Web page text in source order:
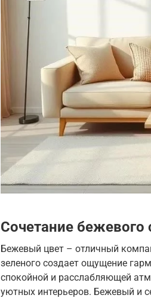
Сочетание бежевого
Бежевый цвет – отличный
зеленого создает ощущение
спокойной и расслабляющей
уютных интерьеров. Бежевый и